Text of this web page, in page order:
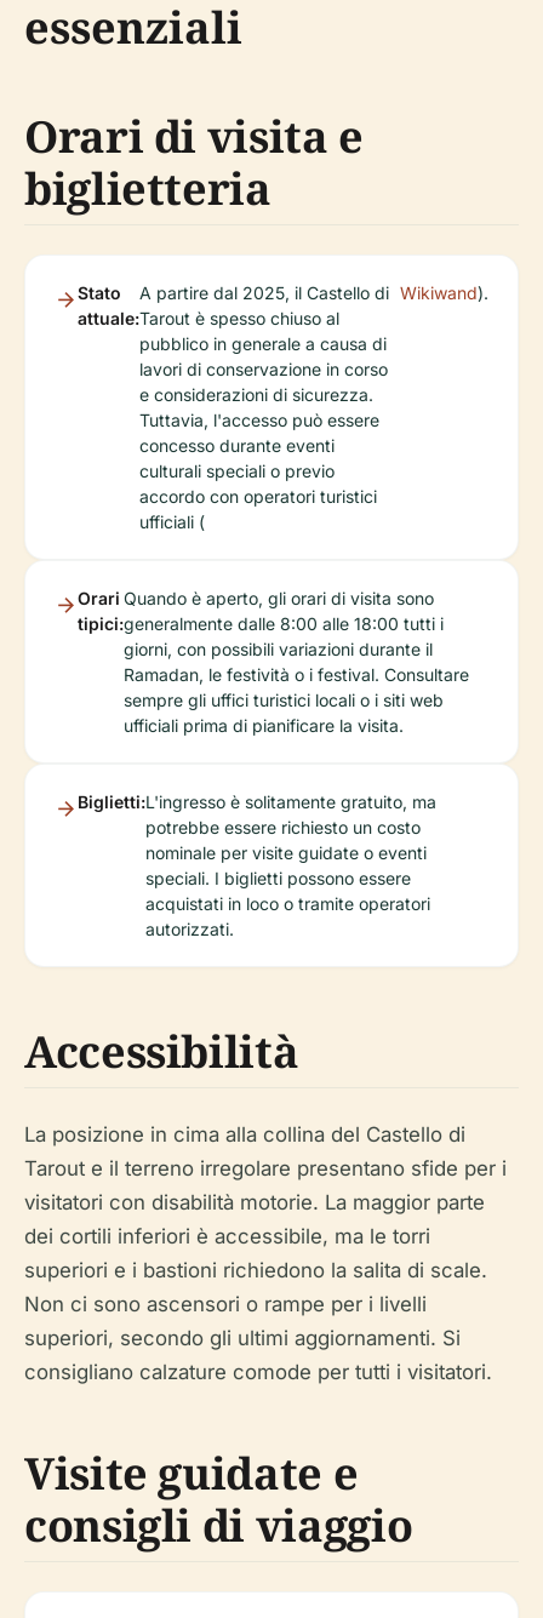
essenziali
Orari di visita e
biglietteria
Stato
attuale:
A partire dal 2025, il Castello di
Tarout è spesso chiuso al
pubblico in generale a causa di
lavori di conservazione in corso
e considerazioni di sicurezza.
Tuttavia, l'accesso può essere
concesso durante eventi
culturali speciali o previo
accordo con operatori turistici
ufficiali (
Wikiwand).
Orari
tipici:
Quando è aperto, gli orari di visita sono
generalmente dalle 8:00 alle 18:00 tutti i
giorni, con possibili variazioni durante il
Ramadan, le festività o i festival. Consultare
sempre gli uffici turistici locali o i siti web
ufficiali prima di pianificare la visita.
Biglietti:L'ingresso è solitamente gratuito, ma
potrebbe essere richiesto un costo
nominale per visite guidate o eventi
speciali. I biglietti possono essere
acquistati in loco o tramite operatori
autorizzati.
Accessibilità
La posizione in cima alla collina del Castello di
Tarout e il terreno irregolare presentano sfide per i
visitatori con disabilità motorie. La maggior parte
dei cortili inferiori è accessibile, ma le torri
superiori e i bastioni richiedono la salita di scale.
Non ci sono ascensori o rampe per i livelli
superiori, secondo gli ultimi aggiornamenti. Si
consigliano calzature comode per tutti i visitatori.
Visite guidate e
consigli di viaggio